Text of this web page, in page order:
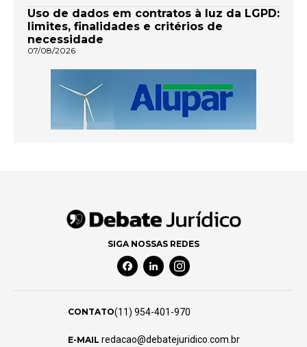
Uso de dados em contratos à luz da LGPD:
limites, finalidades e critérios de
necessidade
07/08/2026
SIGA NOSSAS REDES
Facebook Social Media
Linkedin Social Media
Instagram Social Media
CONTATO(11) 954-401-970
E-MAIL redacao@debatejuridico.com.br